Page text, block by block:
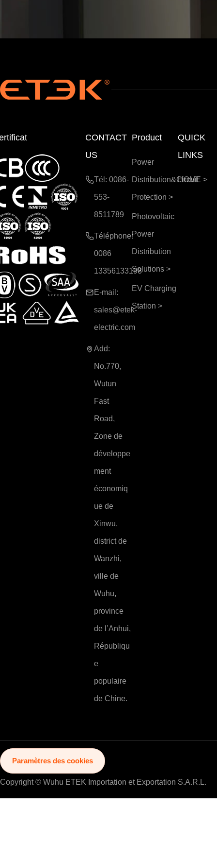
B2/
B3
B3
CONTACT
US
Tél: 0086-
553-
8511789
Téléphone:
0086
13356133198
E-mail:
sales@etek-
electric.com
Add:
No.770,
Wutun
Fast
Road,
Zone de
développe
ment
économiq
ue de
Xinwu,
district de
Wanzhi,
ville de
Wuhu,
province
de l’Anhui,
Républiqu
e
populaire
de Chine.
Product
Power
Distribution&Circuit
Protection >
Photovoltaic
Power
Distribution
Solutions >
EV Charging
Station >
QUICK
LINKS
HOME >
Paramètres des cookies
Copyright © Wuhu ETEK Importation et Exportation S.A.R.L.